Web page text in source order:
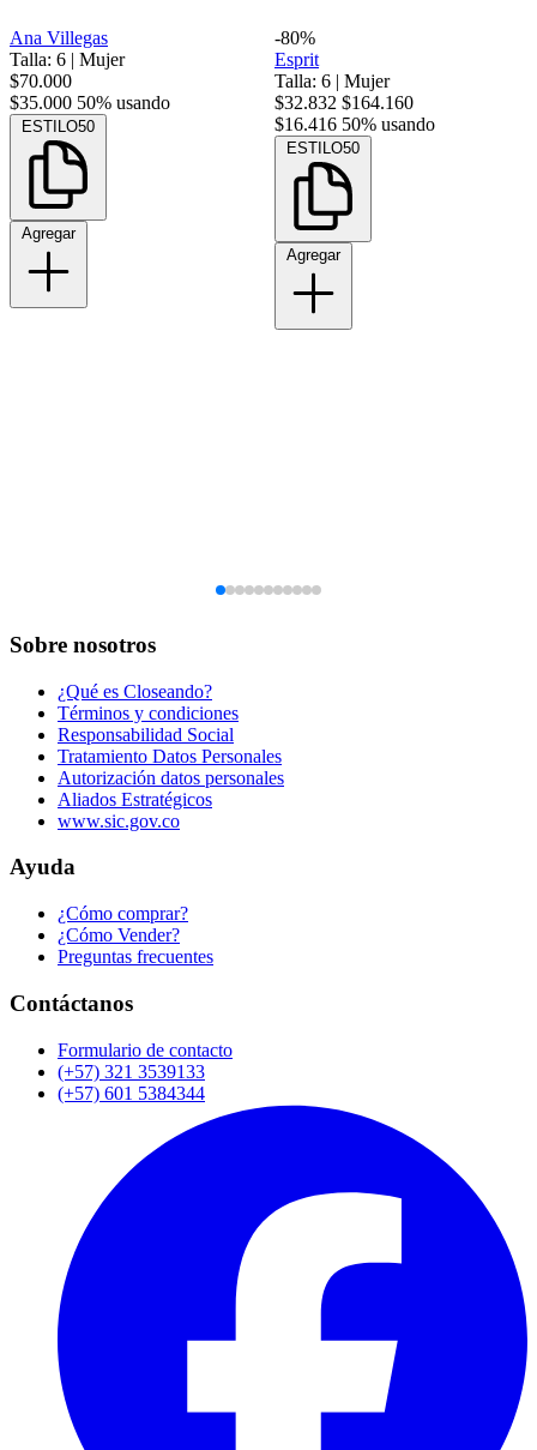
Ana Villegas
Talla: 6 | Mujer
$70.000
$35.000 50% usando
ESTILO50
Agregar
-80%
Esprit
Talla: 6 | Mujer
$32.832 $164.160
$16.416 50% usando
ESTILO50
Agregar
Sobre nosotros
¿Qué es Closeando?
Términos y condiciones
Responsabilidad Social
Tratamiento Datos Personales
Autorización datos personales
Aliados Estratégicos
www.sic.gov.co
Ayuda
¿Cómo comprar?
¿Cómo Vender?
Preguntas frecuentes
Contáctanos
Formulario de contacto
(+57) 321 3539133
(+57) 601 5384344